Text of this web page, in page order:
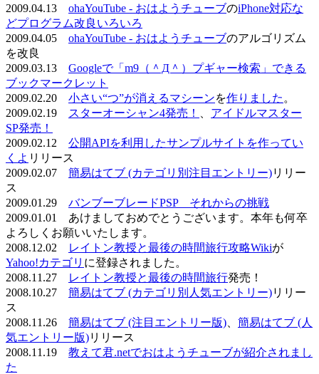
2009.04.13 ohaYouTube - おはようチューブのiPhone対応な
どプログラム改良いろいろ
2009.04.05 ohaYouTube - おはようチューブのアルゴリズム
を改良
2009.03.13 Googleで「m9（＾Д＾）プギャー検索」できる
ブックマークレット
2009.02.20 小さい“つ”が消えるマシーンを作りました 。
2009.02.19
スターオーシャン4発売！
アイドルマスター
SP発売！
2009.02.12 公開APIを利用したサンプルサイトを作ってい
くよ リリース
2009.02.07 簡易はてブ (カテゴリ別注目エントリー)リリー
ス
2009.01.29 バンブーブレードPSP それからの挑戦
2009.01.01 あけましておめでとうございます。本年も何卒
よろしくお願いいたします。
2008.12.02
レイトン教授と最後の時間旅行攻略Wikiが
Yahoo!カテゴリ に登録されました。
2008.11.27
レイトン教授と最後の時間旅行発売！
2008.10.27 簡易はてブ (カテゴリ別人気エントリー)リリー
ス
2008.11.26 簡易はてブ (注目エントリー版)
簡易はてブ (人
気エントリー版)リリース
2008.11.19 教えて君.netでおはようチューブが紹介されまし
た